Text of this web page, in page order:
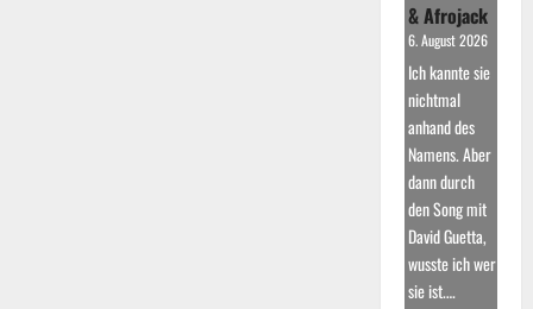
& Afrojack
6. August 2026
Ich kannte sie
nichtmal
anhand des
Namens. Aber
dann durch
den Song mit
David Guetta,
wusste ich wer
sie ist.…